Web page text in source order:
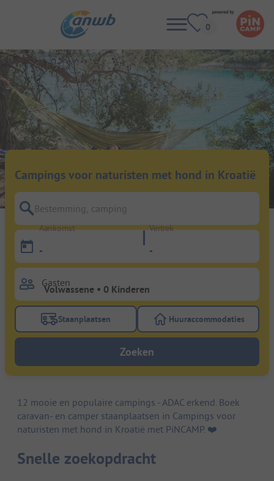
Campings voor naturisten met hond in Kroatië
Bestemming, camping
Aankomst
-
Vertrek
-
Gasten
Gebruik de filterknop staanplaatsen om te zoeken
Staanplaatsen Gebruik de
Huuraccommodaties
Zoeken
12 mooie en populaire campings - ADAC erkend. Boek
caravan- en camper staanplaatsen in Campings voor
naturisten met hond in Kroatië met PiNCAMP. ❤️️
Snelle zoekopdracht